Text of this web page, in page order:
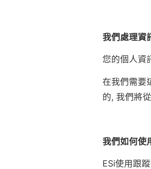
我們處理資
您的個人資
在我們需要
的, 我們將
我們如何使
ESi使用跟